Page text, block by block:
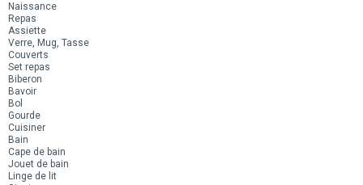
Naissance
Repas
Assiette
Verre, Mug, Tasse
Couverts
Set repas
Biberon
Bavoir
Bol
Gourde
Cuisiner
Bain
Cape de bain
Jouet de bain
Linge de lit